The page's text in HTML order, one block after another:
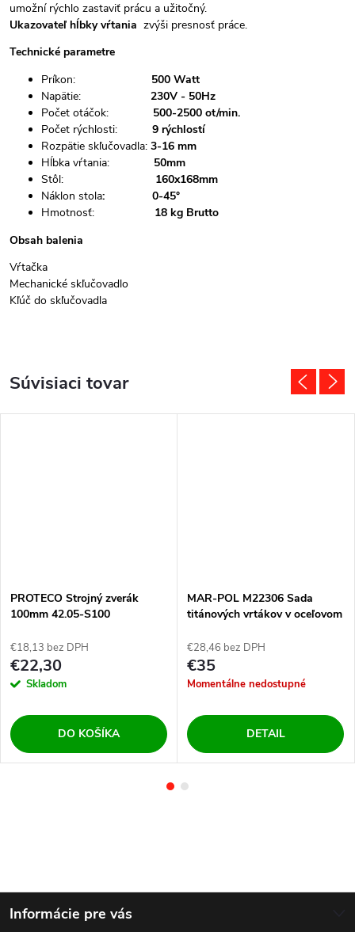
umožní rýchlo zastaviť prácu a užitočný.
Ukazovateľ hĺbky vŕtania zvýši presnosť práce.
Technické parametre
Príkon: 500 Watt
Napätie: 230V - 50Hz
Počet otáčok: 500-2500 ot/min.
Počet rýchlosti: 9 rýchlostí
Rozpätie skľučovadla: 3-16 mm
Hĺbka vŕtania:
50mm
Stôl: 160x168mm
Náklon stola: 0-45°
Hmotnosť: 18 kg Brutto
Obsah balenia
Vŕtačka
Mechanické skľučovadlo
Kľúč do skľučovadla
Súvisiaci tovar
PROTECO Strojný zverák
100mm 42.05-S100
€18,13 bez DPH
€22,30
Skladom
DO KOŠÍKA
MAR-POL M22306 Sada
titánových vrtákov v oceľovom
€28,46 bez DPH
€35
Momentálne nedostupné
DETAIL
ZInformácie pre vás